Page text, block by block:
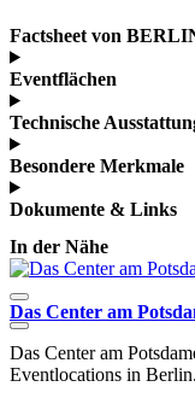
Factsheet von
Eventflächen
Technische
Besondere Merkmale
Dokumente & Links
In der Nähe
Das Center am
Das Center am
Eventlocations in Berlin.